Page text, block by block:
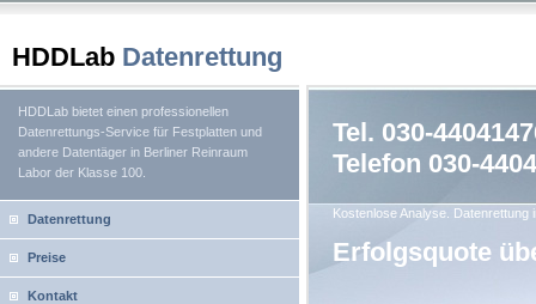
HDDLab Datenrettung
HDDLab bietet einen professionellen
Datenrettungs-Service für Festplatten und
andere Datentäger in Berliner Reinraum
Labor der Klasse 100.
Tel. 030-
Telefon 030-
Kostenlose Analyse. Datenrettung
Erfolgsquote
Datenrettung
Preise
Kontakt